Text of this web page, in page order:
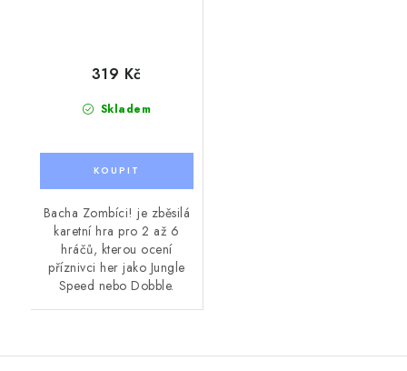
Skladem
319 Kč
Bacha Zombíci! je zběsilá
karetní hra pro 2 až 6
hráčů, kterou ocení
příznivci her jako Jungle
Speed nebo Dobble.